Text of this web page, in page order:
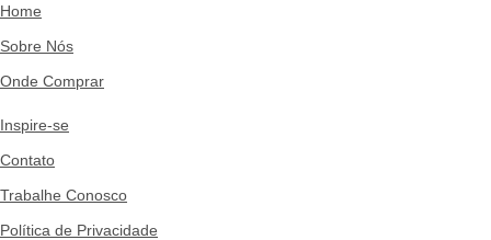
Home
Sobre Nós
Onde Comprar
Inspire-se
Contato
Trabalhe Conosco
Política de Privacidade